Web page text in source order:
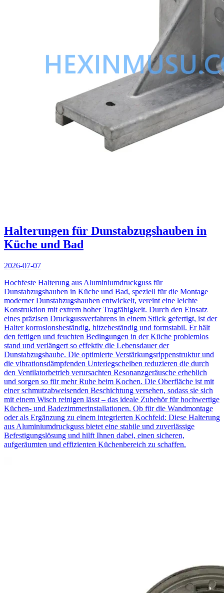
Halterungen für Dunstabzugshauben in
Küche und Bad
2026-07-07
Hochfeste Halterung aus Aluminiumdruckguss für
Dunstabzugshauben in Küche und Bad, speziell für die Montage
moderner Dunstabzugshauben entwickelt, vereint eine leichte
Konstruktion mit extrem hoher Tragfähigkeit. Durch den Einsatz
eines präzisen Druckgussverfahrens in einem Stück gefertigt, ist der
Halter korrosionsbeständig, hitzebeständig und formstabil. Er hält
den fettigen und feuchten Bedingungen in der Küche problemlos
stand und verlängert so effektiv die Lebensdauer der
Dunstabzugshaube. Die optimierte Verstärkungsrippenstruktur und
die vibrationsdämpfenden Unterlegscheiben reduzieren die durch
den Ventilatorbetrieb verursachten Resonanzgeräusche erheblich
und sorgen so für mehr Ruhe beim Kochen. Die Oberfläche ist mit
einer schmutzabweisenden Beschichtung versehen, sodass sie sich
mit einem Wisch reinigen lässt – das ideale Zubehör für hochwertige
Küchen- und Badezimmerinstallationen. Ob für die Wandmontage
oder als Ergänzung zu einem integrierten Kochfeld: Diese Halterung
aus Aluminiumdruckguss bietet eine stabile und zuverlässige
Befestigungslösung und hilft Ihnen dabei, einen sicheren,
aufgeräumten und effizienten Küchenbereich zu schaffen.